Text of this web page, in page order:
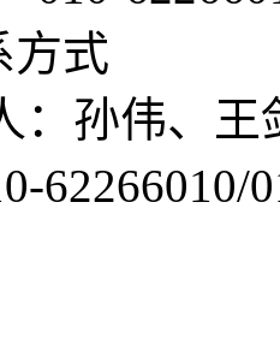
方式
：孙伟、 王
62266010/